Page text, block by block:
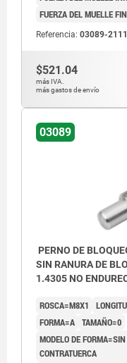
FUERZA DEL MUELLE
Referencia: 03089-
$521.04
más IVA.
más gastos de envío
03089
PERNO DE
SIN RANURA DE
1.4305 NO
ROSCA=M8X1
FORMA=A TAMAÑO=0
MODELO DE
CONTRATUERCA